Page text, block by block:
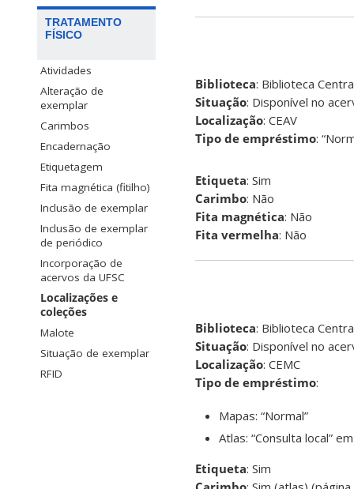
TRATAMENTO
FÍSICO
Atividades
Alteração de
exemplar
Carimbos
Encadernação
Etiquetagem
Fita magnética (fitilho)
Inclusão de exemplar
Inclusão de exemplar
de periódico
Incorporação de
acervos da UFSC
Localizações e
coleções
Malote
Situação de exemplar
RFID
Biblioteca: Biblioteca
Situação: Disponível no
Localização: CEAV
Tipo de empréstimo:
Etiqueta: Sim
Carimbo: Não
Fita magnética: Não
Fita vermelha: Não
Biblioteca: Biblioteca
Situação: Disponível no
Localização: CEMC
Tipo de empréstimo:
Mapas: “Normal”
Atlas: “Consulta local”
Etiqueta: Sim